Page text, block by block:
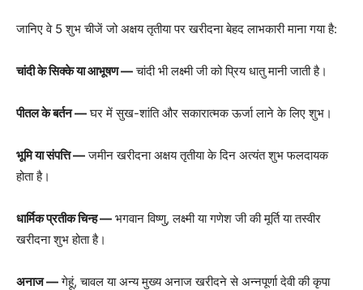
जानिए वे 5 शुभ चीजें जो अक्षय तृतीया पर खरीदना बेहद लाभकारी माना गया है:
चांदी के सिक्के या आभूषण —चांदी भी लक्ष्मी जी को प्रिय धातु मानी जाती है।
पीतल के बर्तन —घर में सुख-शांति और सकारात्मक ऊर्जा लाने के लिए शुभ।
भूमि या संपत्ति —जमीन खरीदना अक्षय तृतीया के दिन अत्यंत शुभ फलदायक
होता है।
धार्मिक प्रतीक चिन्ह — भगवान विष्णु, लक्ष्मी या गणेश जी की मूर्ति या तस्वीर
खरीदना शुभ होता है।
अनाज —गेहूं, चावल या अन्य मुख्य अनाज खरीदने से अन्नपूर्णा देवी की कृपा